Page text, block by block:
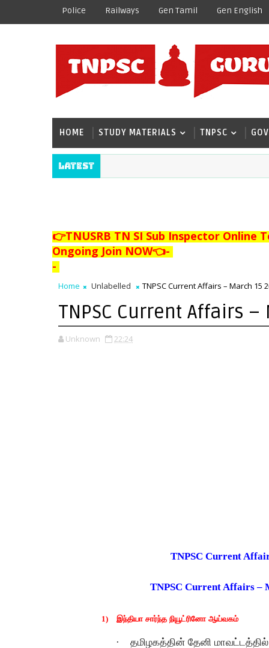
Police Railways Gen Tamil Gen English
HOME STUDY MATERIALS TNPSC
Latest
👉TNUSRB TN SI Sub Inspector Online
Ongoing Join NOW👈-
-
Home Unlabelled TNPSC Current Affairs – March 15
TNPSC Current Affairs
Unknown 22:24
TNPSC Current
TNPSC Current Affairs –
1) இந்தியா சார்ந்த நியூட்ரினோ ஆய்வகம்
·
தமிழகத்தின் தேனி